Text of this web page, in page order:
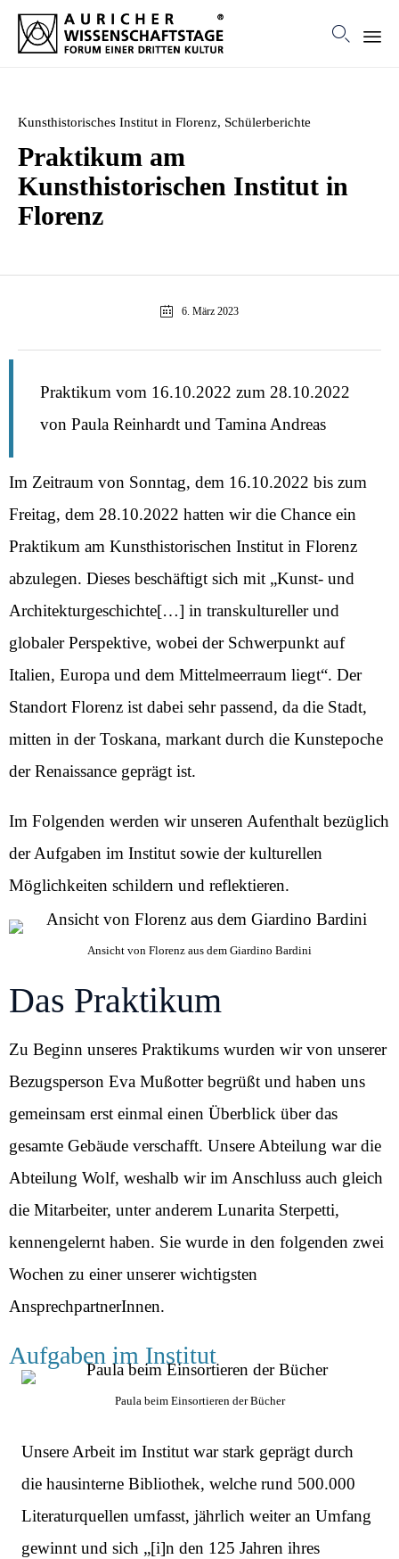

Praktikum am
Kunsthistorischen Institut in
Florenz
Category
Kunsthistorisches Institut in Florenz, Schülerberichte
6. März 2023
Praktikum vom 16.10.2022 zum 28.10.2022
von Paula Reinhardt und Tamina Andreas
Im Zeitraum von Sonntag, dem 16.10.2022 bis zum
Freitag, dem 28.10.2022 hatten wir die Chance ein
Praktikum am Kunsthistorischen Institut in Florenz
abzulegen. Dieses beschäftigt sich mit „Kunst- und
Architekturgeschichte[…] in transkultureller und
globaler Perspektive, wobei der Schwerpunkt auf
Italien, Europa und dem Mittelmeerraum liegt“. Der
Standort Florenz ist dabei sehr passend, da die Stadt,
mitten in der Toskana, markant durch die Kunstepoche
der Renaissance geprägt ist.
Im Folgenden werden wir unseren Aufenthalt bezüglich
der Aufgaben im Institut sowie der kulturellen
Möglichkeiten schildern und reflektieren.
Ansicht von Florenz aus dem Giardino Bardini
Das Praktikum
Zu Beginn unseres Praktikums wurden wir von unserer
Bezugsperson Eva Mußotter begrüßt und haben uns
gemeinsam erst einmal einen Überblick über das
gesamte Gebäude verschafft. Unsere Abteilung war die
Abteilung Wolf, weshalb wir im Anschluss auch gleich
die Mitarbeiter, unter anderem Lunarita Sterpetti,
kennengelernt haben. Sie wurde in den folgenden zwei
Wochen zu einer unserer wichtigsten
AnsprechpartnerInnen.
Aufgaben im Institut
Paula beim Einsortieren der Bücher
Unsere Arbeit im Institut war stark geprägt durch
die hausinterne Bibliothek, welche rund 500.000
Literaturquellen umfasst, jährlich weiter an Umfang
gewinnt und sich „[i]n den 125 Jahren ihres